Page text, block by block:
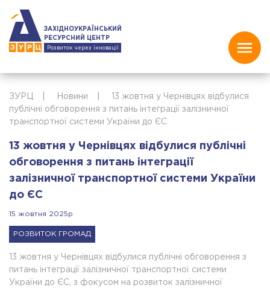
ЗАХІДНОУКРАЇНСЬКИЙ
РЕСУРСНИЙ ЦЕНТР
Розвиток через інновації
ЗУРЦ Новини
13 жовтня у Чернівцях відбулися
публічні обговорення з питань інтеграції залізничної
транспортної системи України до ЄС
13 жовтня у Чернівцях відбулися публічні
обговорення з питань інтеграції
залізничної транспортної системи України
до ЄС
15 жовтня 2025р
РОЗВИТОК ГРОМАД
13 жовтня у Чернівцях відбулися публічні обговорення з
питань інтеграції залізничної транспортної системи
України до ЄС, з фокусом на розвиток залізничної